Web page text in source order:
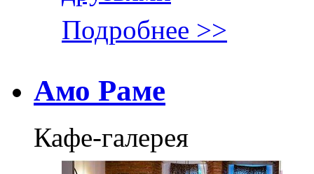
Подробнее >>
Амо Раме
Кафе-галерея